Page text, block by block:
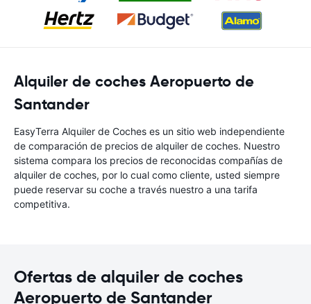
Alquiler de coches Aeropuerto de
Santander
EasyTerra Alquiler de Coches es un sitio web independiente
de comparación de precios de alquiler de coches. Nuestro
sistema compara los precios de reconocidas compañías de
alquiler de coches, por lo cual como cliente, usted siempre
puede reservar su coche a través nuestro a una tarifa
competitiva.
Ofertas de alquiler de coches
Aeropuerto de Santander